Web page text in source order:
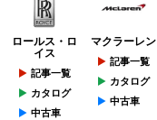
ロールス・ロ
イス
記事一覧
カタログ
中古車
マクラーレン
記事一覧
カタログ
中古車